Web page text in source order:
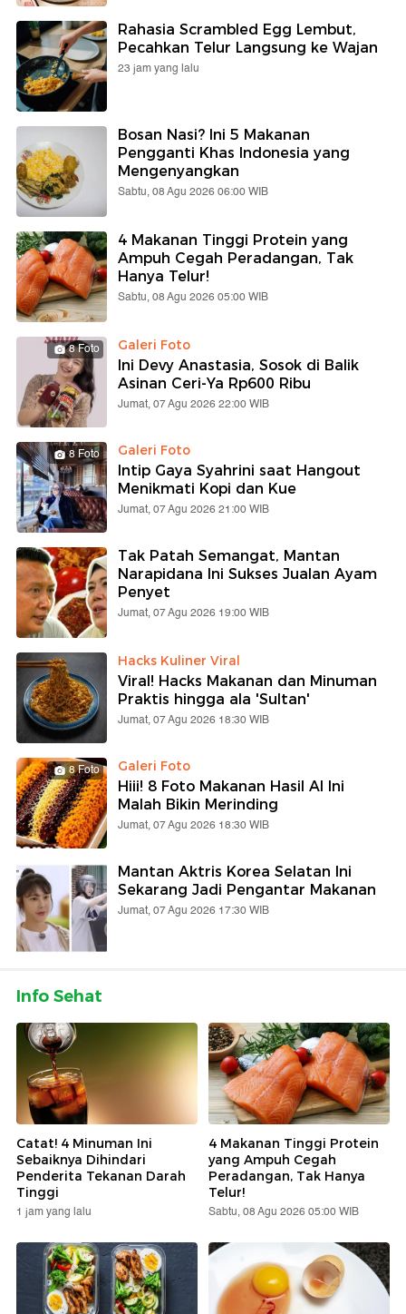
Rahasia Scrambled Egg Lembut,
Pecahkan Telur Langsung ke Wajan
23 jam yang lalu
Bosan Nasi? Ini 5 Makanan
Pengganti Khas Indonesia yang
Mengenyangkan
Sabtu, 08 Agu 2026 06:00 WIB
4 Makanan Tinggi Protein yang
Ampuh Cegah Peradangan, Tak
Hanya Telur!
Sabtu, 08 Agu 2026 05:00 WIB
8 Foto Galeri Foto
Ini Devy Anastasia, Sosok di Balik
Asinan Ceri-Ya Rp600 Ribu
Jumat, 07 Agu 2026 22:00 WIB
8 Foto Galeri Foto
Intip Gaya Syahrini saat Hangout
Menikmati Kopi dan Kue
Jumat, 07 Agu 2026 21:00 WIB
Tak Patah Semangat, Mantan
Narapidana Ini Sukses Jualan Ayam
Penyet
Jumat, 07 Agu 2026 19:00 WIB
Hacks Kuliner Viral
Viral! Hacks Makanan dan Minuman
Praktis hingga ala 'Sultan'
Jumat, 07 Agu 2026 18:30 WIB
8 Foto Galeri Foto
Hiii! 8 Foto Makanan Hasil AI Ini
Malah Bikin Merinding
Jumat, 07 Agu 2026 18:30 WIB
Mantan Aktris Korea Selatan Ini
Sekarang Jadi Pengantar Makanan
Jumat, 07 Agu 2026 17:30 WIB
Info Sehat
Catat! 4 Minuman Ini
Sebaiknya Dihindari
Penderita Tekanan Darah
Tinggi
1 jam yang lalu
4 Makanan Tinggi Protein
yang Ampuh Cegah
Peradangan, Tak Hanya
Telur!
Sabtu, 08 Agu 2026 05:00 WIB